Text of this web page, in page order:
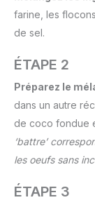
farine, les
de sel.
ÉTAPE 2
Préparez le
dans un autre
de coco fondue
‘battre’
les oeufs sans
ÉTAPE 3